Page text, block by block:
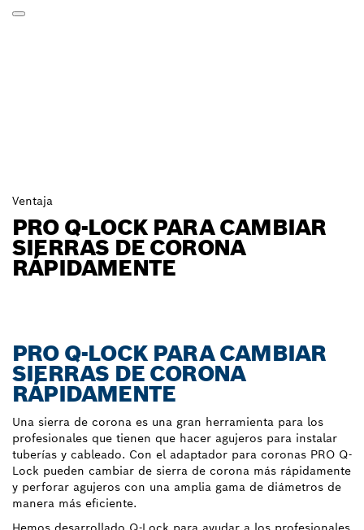
Ventaja
PRO Q-LOCK PARA CAMBIAR
SIERRAS DE CORONA
RÁPIDAMENTE
PRO Q-LOCK PARA CAMBIAR
SIERRAS DE CORONA
RÁPIDAMENTE
Una sierra de corona es una gran herramienta para los
profesionales que tienen que hacer agujeros para instalar
tuberías y cableado. Con el adaptador para coronas PRO Q-
Lock pueden cambiar de sierra de corona más rápidamente
y perforar agujeros con una amplia gama de diámetros de
manera más eficiente.